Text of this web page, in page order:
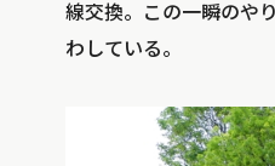
線交換。この一瞬のや
わしている。